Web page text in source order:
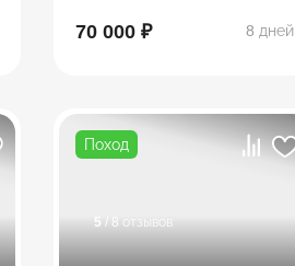
эко-ферма, Лаго-Наки
70 000 ₽ 8 дней
Поход
5 / 8 отзывов